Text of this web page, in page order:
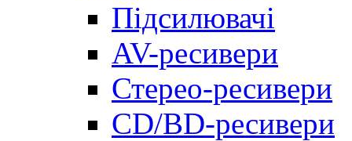
Підсилювачі
AV-ресивери
Стерео-ресивери
CD/BD-ресивери